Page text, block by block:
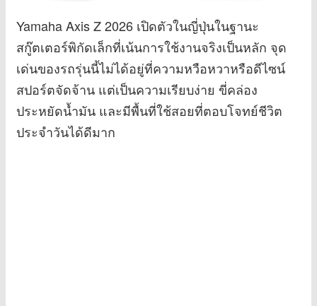
Yamaha Axis Z 2026 เปิดตัวในญี่ปุ่นในฐานะ
สกู๊ตเตอร์พิกัดเล็กที่เน้นการใช้งานจริงเป็นหลัก จุด
เด่นของรถรุ่นนี้ไม่ได้อยู่ที่ความหวือหวาหรือดีไซน์
สปอร์ตจัดจ้าน แต่เป็นความเรียบง่าย ขี่คล่อง
ประหยัดน้ำมัน และมีพื้นที่ใช้สอยที่ตอบโจทย์ชีวิต
ประจำวันได้ดีมาก